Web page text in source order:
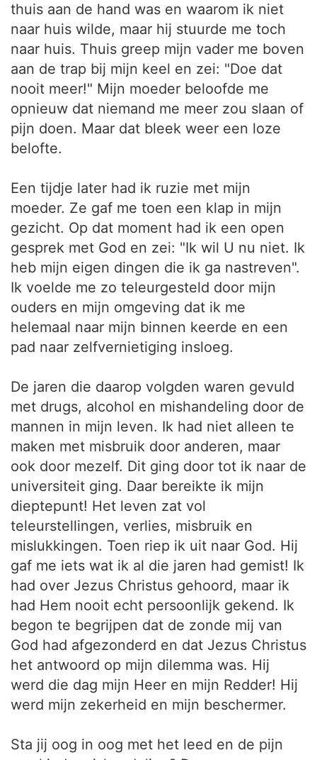
thuis aan de hand was en waarom ik niet
naar huis wilde, maar hij stuurde me toch
naar huis. Thuis greep mijn vader me boven
aan de trap bij mijn keel en zei: "Doe dat
nooit meer!" Mijn moeder beloofde me
opnieuw dat niemand me meer zou slaan of
pijn doen. Maar dat bleek weer een loze
belofte.
Een tijdje later had ik ruzie met mijn
moeder. Ze gaf me toen een klap in mijn
gezicht. Op dat moment had ik een open
gesprek met God en zei: "Ik wil U nu niet. Ik
heb mijn eigen dingen die ik ga nastreven".
Ik voelde me zo teleurgesteld door mijn
ouders en mijn omgeving dat ik me
helemaal naar mijn binnen keerde en een
pad naar zelfvernietiging insloeg.
De jaren die daarop volgden waren gevuld
met drugs, alcohol en mishandeling door de
mannen in mijn leven. Ik had niet alleen te
maken met misbruik door anderen, maar
ook door mezelf. Dit ging door tot ik naar de
universiteit ging. Daar bereikte ik mijn
dieptepunt! Het leven zat vol
teleurstellingen, verlies, misbruik en
mislukkingen. Toen riep ik uit naar God. Hij
gaf me iets wat ik al die jaren had gemist! Ik
had over Jezus Christus gehoord, maar ik
had Hem nooit echt persoonlijk gekend. Ik
begon te begrijpen dat de zonde mij van
God had afgezonderd en dat Jezus Christus
het antwoord op mijn dilemma was. Hij
werd die dag mijn Heer en mijn Redder! Hij
werd mijn zekerheid en mijn beschermer.
Sta jij oog in oog met het leed en de pijn